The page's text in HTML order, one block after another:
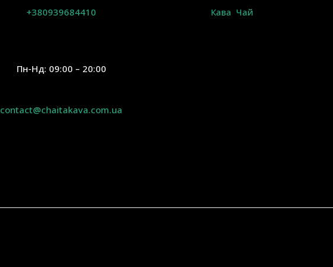
+380939684410
Пн-Нд: 09:00 – 20:00
contact@chaitakava.com.ua
Кава Чай